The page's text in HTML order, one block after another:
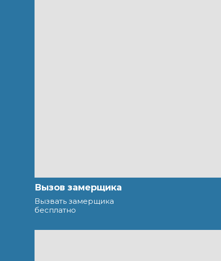
Вызов замерщика
Вызвать замерщика
бесплатно